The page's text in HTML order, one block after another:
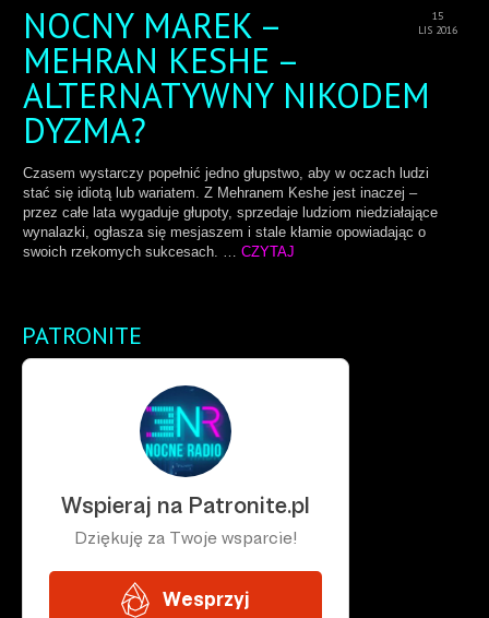
15
LIS 2016
NOCNY MAREK –
MEHRAN KESHE –
ALTERNATYWNY NIKODEM
DYZMA?
Czasem wystarczy popełnić jedno głupstwo, aby w oczach ludzi
stać się idiotą lub wariatem. Z Mehranem Keshe jest inaczej –
przez całe lata wygaduje głupoty, sprzedaje ludziom niedziałające
wynalazki, ogłasza się mesjaszem i stale kłamie opowiadając o
swoich rzekomych sukcesach. … CZYTAJ
PATRONITE